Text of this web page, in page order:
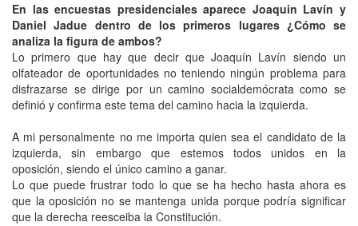
En las encuestas presidenciales aparece Joaquin Lavín y
Daniel Jadue dentro de los primeros lugares ¿Cómo se
analiza la figura de ambos?
Lo primero que hay que decir que Joaquín Lavín siendo un
olfateador de oportunidades no teniendo ningún problema para
disfrazarse se dirige por un camino socialdemócrata como se
definió y confirma este tema del camino hacia la izquierda.
A mi personalmente no me importa quien sea el candidato de la
izquierda, sin embargo que estemos todos unidos en la
oposición, siendo el único camino a ganar.
Lo que puede frustrar todo lo que se ha hecho hasta ahora es
que la oposición no se mantenga unida porque podría significar
que la derecha reesceiba la Constitución.